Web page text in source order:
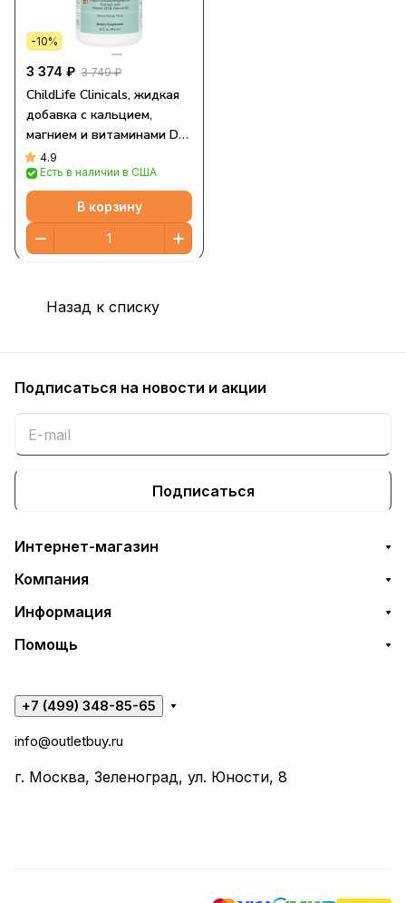
-10%
3 374 ₽ 3 749 ₽
ChildLife Clinicals, жидкая
добавка с кальцием,
магнием и витаминами D3
и K2, повышенная сила
действия, с натуральным
апельсиновым вкусом, 473
мл (16 жидк. унций)
4.9
Есть в наличии в США
В корзину
Назад к списку
Подписаться на новости и акции
Подписаться
Интернет-магазин
Компания
Информация
Помощь
+7 (499) 348-85-65
info@outletbuy.ru
г. Москва, Зеленоград, ул. Юности, 8